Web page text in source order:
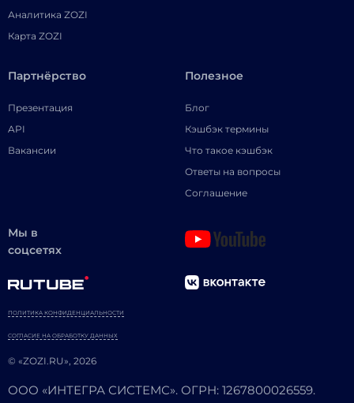
Аналитика ZOZI
Карта ZOZI
Партнёрство
Презентация
API
Вакансии
Полезное
Блог
Кэшбэк термины
Что такое кэшбэк
Ответы на вопросы
Соглашение
Мы в
соцсетях
© «ZOZI.RU», 2026
ПОЛИТИКА КОНФИДЕНЦИАЛЬНОСТИ
СОГЛАСИЕ НА ОБРАБОТКУ ДАННЫХ
ООО «ИНТЕГРА СИСТЕМС». ОГРН: 1267800026559.